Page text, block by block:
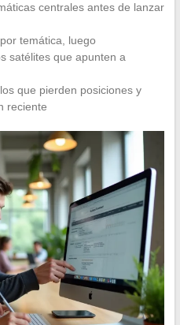
centrales antes de lanzar
temática, luego
satélites que apunten a
que pierden posiciones y
reciente